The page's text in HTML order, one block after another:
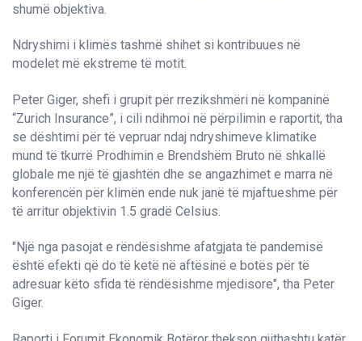
shumë objektiva.
Ndryshimi i klimës tashmë shihet si kontribuues në
modelet më ekstreme të motit.
Peter Giger, shefi i grupit për rrezikshmëri në kompaninë
“Zurich Insurance”, i cili ndihmoi në përpilimin e raportit, tha
se dështimi për të vepruar ndaj ndryshimeve klimatike
mund të tkurrë Prodhimin e Brendshëm Bruto në shkallë
globale me një të gjashtën dhe se angazhimet e marra në
konferencën për klimën ende nuk janë të mjaftueshme për
të arritur objektivin 1.5 gradë Celsius.
"Një nga pasojat e rëndësishme afatgjata të pandemisë
është efekti që do të ketë në aftësinë e botës për të
adresuar këto sfida të rëndësishme mjedisore", tha Peter
Giger.